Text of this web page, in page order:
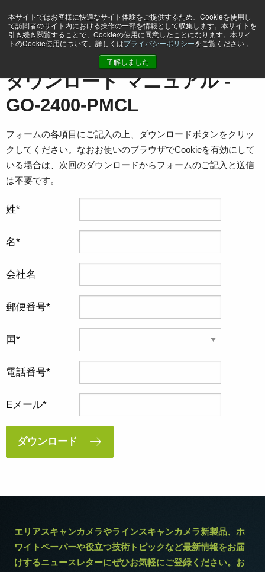
本サイトではお客様に快適なサイト体験をご提供するため、Cookieを使用し
て訪問者のサイト内における操作の一部を情報として収集します。本サイトを
引き続き閲覧することで、Cookieの使用に同意したことになります。本サイ
トのCookie使用について、詳しくはプライバシーポリシーをご覧ください 。
了解しました
マニュアル - GO-2400-PMCL
ダウンロード マニュアル -
GO-2400-PMCL
フォームの各項目にご記入の上、ダウンロードボタンをクリッ
クしてください。なおお使いのブラウザでCookieを有効にして
いる場合は、次回のダウンロードからフォームのご記入と送信
は不要です。
姓
名
会社名
郵便番号
国
電話番号
Eメール
ダウンロード
エリアスキャンカメラやラインスキャンカメラ新製品、ホ
ワイトペーパーや役立つ技術トピックなど最新情報をお届
けするニュースレターにぜひお気軽にご登録ください。お